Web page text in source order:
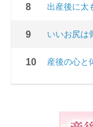
出産後に太
いいお尻は
産後の心と